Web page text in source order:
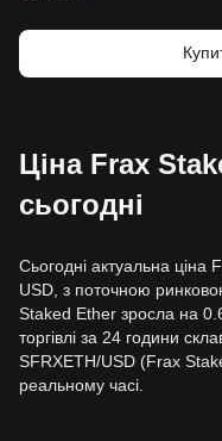
Ціна Frax
сьогодні
Сьогодні актуальна
USD, з поточною
Staked Ether зросла на
торгівлі за 24 години
SFRXETH/USD (Frax
реальному часі.